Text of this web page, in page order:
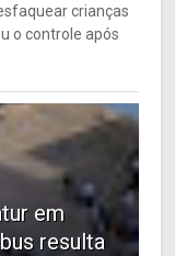
crianças
o controle após
em
resulta